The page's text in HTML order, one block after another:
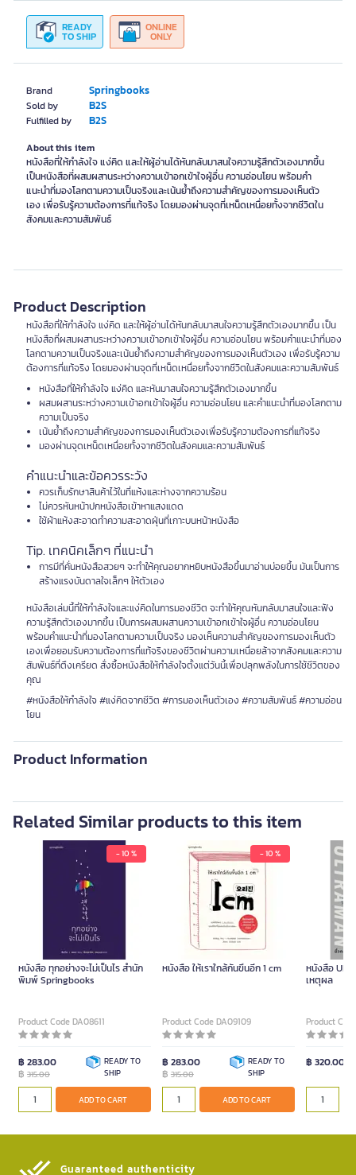
Brand Springbooks
Sold by B2S
Fulfilled by B2S
READY
TO SHIP
ONLINE
ONLY
About this item
หนังสือที่ให้กำลังใจ แง่คิด และให้ผู้อ่านได้หันกลับมาสนใจความรู้สึกตัวเองมากขึ้น
เป็นหนังสือที่ผสมผสานระหว่างความเข้าอกเข้าใจผู้อื่น ความอ่อนโยน พร้อมคำ
แนะนำที่มองโลกตามความเป็นจริงและเน้นย้ำถึงความสำคัญของการมองเห็นตัว
เอง เพื่อรับรู้ความต้องการที่แท้จริง โดยมองผ่านจุดที่เหน็ดเหนื่อยทั้งจากชีวิตใน
สังคมและความสัมพันธ์
Product Description
หนังสือที่ให้กำลังใจ แง่คิด และให้ผู้อ่านได้หันกลับมาสนใจความรู้สึกตัวเองมากขึ้น เป็น
หนังสือที่ผสมผสานระหว่างความเข้าอกเข้าใจผู้อื่น ความอ่อนโยน พร้อมคำแนะนำที่มอง
โลกตามความเป็นจริงและเน้นย้ำถึงความสำคัญของการมองเห็นตัวเอง เพื่อรับรู้ความ
ต้องการที่แท้จริง โดยมองผ่านจุดที่เหน็ดเหนื่อยทั้งจากชีวิตในสังคมและความสัมพันธ์
หนังสือที่ให้กำลังใจ แง่คิด และหันมาสนใจความรู้สึกตัวเองมากขึ้น
ผสมผสานระหว่างความเข้าอกเข้าใจผู้อื่น ความอ่อนโยน และคำแนะนำที่มองโลกตาม
ความเป็นจริง
เน้นย้ำถึงความสำคัญของการมองเห็นตัวเองเพื่อรับรู้ความต้องการที่แท้จริง
มองผ่านจุดเหน็ดเหนื่อยทั้งจากชีวิตในสังคมและความสัมพันธ์
คำแนะนำและข้อควรระวัง
ควรเก็บรักษาสินค้าไว้ในที่แห้งและห่างจากความร้อน
ไม่ควรหันหน้าปกหนังสือเข้าหาแสงแดด
ใช้ผ้าแห้งสะอาดทำความสะอาดฝุ่นที่เกาะบนหน้าหนังสือ
Tip. เทคนิคเล็กๆ ที่แนะนำ
การมีที่คั่นหนังสือสวยๆ จะทำให้คุณอยากหยิบหนังสือขึ้นมาอ่านบ่อยขึ้น มันเป็นการ
สร้างแรงบันดาลใจเล็กๆ ให้ตัวเอง
หนังสือเล่มนี้ที่ให้กำลังใจและแง่คิดในการมองชีวิต จะทำให้คุณหันกลับมาสนใจและฟัง
ความรู้สึกตัวเองมากขึ้น เป็นการผสมผสานความเข้าอกเข้าใจผู้อื่น ความอ่อนโยน
พร้อมคำแนะนำที่มองโลกตามความเป็นจริง มองเห็นความสำคัญของการมองเห็นตัว
เองเพื่อยอมรับความต้องการที่แท้จริงของชีวิตผ่านความเหนื่อยล้าจากสังคมและความ
สัมพันธ์ที่ตึงเครียด สั่งซื้อหนังสือให้กำลังใจตั้งแต่วันนี้เพื่อปลุกพลังในการใช้ชีวิตของ
คุณ
#หนังสือให้กำลังใจ #แง่คิดจากชีวิต #การมองเห็นตัวเอง #ความสัมพันธ์ #ความอ่อน
โยน
Product Information
Related Similar products to this item
- 10 %
หนังสือ ทุกอย่างจะไม่เป็นไร สำนัก
พิมพ์ Springbooks
Product Code DA08611
฿ 283.00
฿ 315.00
READY TO
SHIP
ADD TO CART
- 10 %
หนังสือ ให้เราใกล้กันขึ้นอีก 1 cm
Product Code DA09109
฿ 283.00
฿ 315.00
READY TO
SHIP
ADD TO CART
หนังสือ
เหตุผล
Product
฿ 320.00
Guaranteed authenticity​